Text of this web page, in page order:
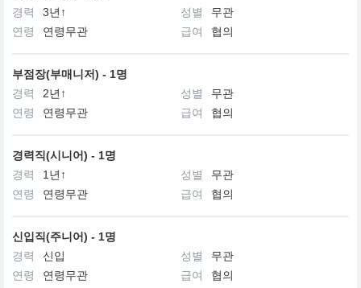
경력
3년↑ 성별
무관
연령
연령무관 급여 협의
부점장(부매니저) - 1명
경력
2년↑ 성별
무관
연령
연령무관 급여 협의
경력직(시니어) - 1명
경력
1년↑ 성별
무관
연령
연령무관 급여 협의
신입직(주니어) - 1명
경력
신입 성별
무관
연령
연령무관 급여 협의